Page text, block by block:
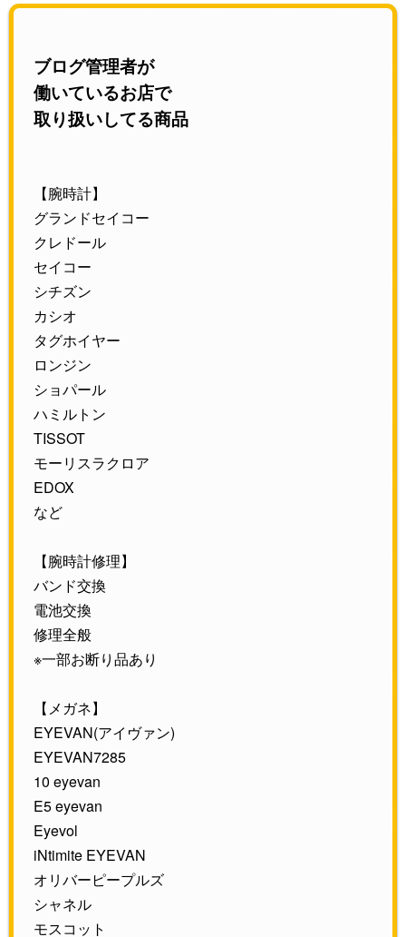
ブログ管理者が
働いているお店で
取り扱いしてる商品
【腕時計】
グランドセイコー
クレドール
セイコー
シチズン
カシオ
タグホイヤー
ロンジン
ショパール
ハミルトン
TISSOT
モーリスラクロア
EDOX
など
【腕時計修理】
バンド交換
電池交換
修理全般
※一部お断り品あり
【メガネ】
EYEVAN(アイヴァン)
EYEVAN7285
10 eyevan
E5 eyevan
Eyevol
iNtimite EYEVAN
オリバーピープルズ
シャネル
モスコット